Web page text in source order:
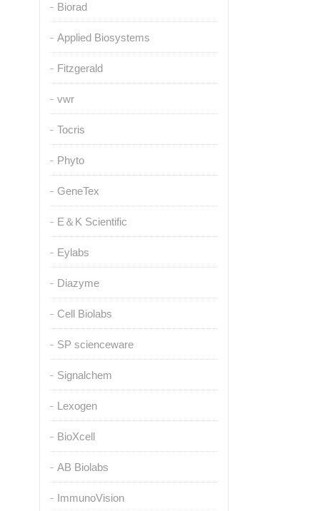
Biorad
Applied Biosystems
Fitzgerald
vwr
Tocris
Phyto
GeneTex
E＆K Scientific
Eylabs
Diazyme
Cell Biolabs
SP scienceware
Signalchem
Lexogen
BioXcell
AB Biolabs
ImmunoVision